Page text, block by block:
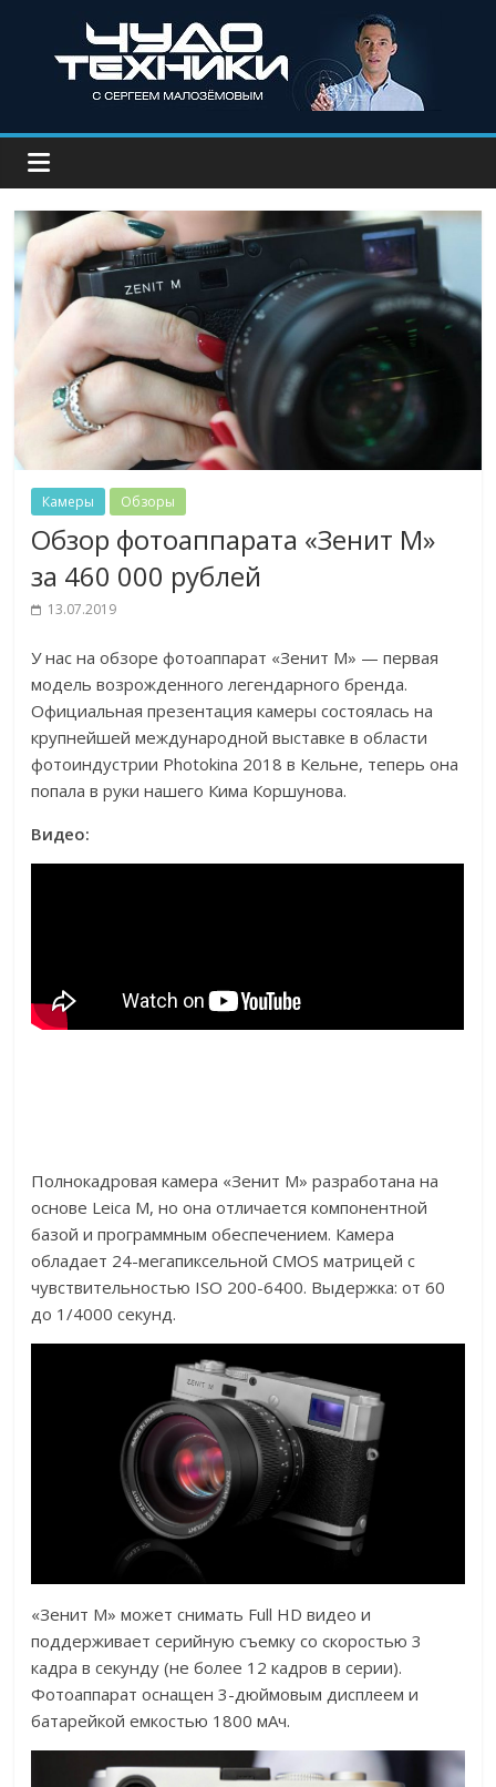
Камеры Обзоры
Обзор фотоаппарата «Зенит М»
за 460 000 рублей
13.07.2019
У нас на обзоре фотоаппарат «Зенит М» — первая
модель возрожденного легендарного бренда.
Официальная презентация камеры состоялась на
крупнейшей международной выставке в области
фотоиндустрии Photokina 2018 в Кельне, теперь она
попала в руки нашего Кима Коршунова.
Видео:
Полнокадровая камера «Зенит М» разработана на
основе Leica M, но она отличается компонентной
базой и программным обеспечением. Камера
обладает 24-мегапиксельной CMOS матрицей с
чувствительностью ISO 200-6400. Выдержка: от 60
до 1/4000 секунд.
«Зенит М» может снимать Full HD видео и
поддерживает серийную съемку со скоростью 3
кадра в секунду (не более 12 кадров в серии).
Фотоаппарат оснащен 3-дюймовым дисплеем и
батарейкой емкостью 1800 мАч.